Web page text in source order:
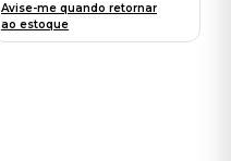
Avise-me quando retornar
ao estoque